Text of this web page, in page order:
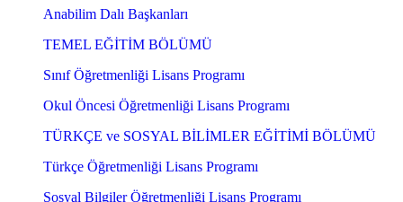
Anabilim Dalı Başkanları
TEMEL EĞİTİM BÖLÜMÜ
Sınıf Öğretmenliği Lisans Programı
Okul Öncesi Öğretmenliği Lisans Programı
TÜRKÇE ve SOSYAL BİLİMLER EĞİTİMİ BÖLÜMÜ
Türkçe Öğretmenliği Lisans Programı
Sosyal Bilgiler Öğretmenliği Lisans Programı